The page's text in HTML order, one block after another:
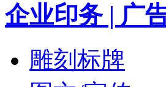
企业印务 | 广
雕刻标牌